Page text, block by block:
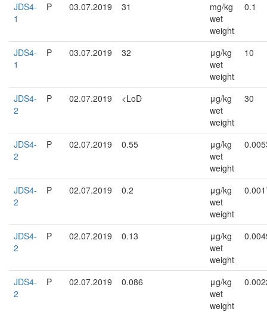
JDS4-
1
P 03.07.2019 31
mg/kg
wet
weight
0.1
JDS4-
1
P 03.07.2019 32
μg/kg
wet
weight
10
JDS4-
2
P 02.07.2019 <LoD
μg/kg
wet
weight
30
JDS4-
2
P 02.07.2019 0.55
μg/kg
wet
weight
JDS4-
2
P 02.07.2019 0.2
μg/kg
wet
weight
JDS4-
2
P 02.07.2019 0.13
μg/kg
wet
weight
JDS4-
2
P 02.07.2019 0.086
μg/kg
wet
weight